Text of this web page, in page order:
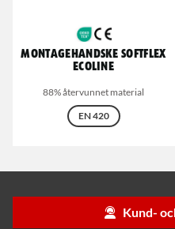
Montagehandske Softflex
Ecoline
88% återvunnet material
EN 420
Kund-